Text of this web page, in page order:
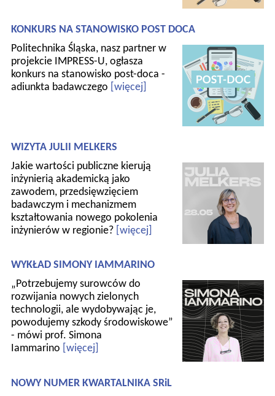
KONKURS NA STANOWISKO POST DOCA
Politechnika Śląska, nasz partner w
projekcie IMPRESS-U, ogłasza
konkurs na stanowisko post-doca -
adiunkta badawczego [więcej]
WIZYTA JULII MELKERS
Jakie wartości publiczne kierują
inżynierią akademicką jako
zawodem, przedsięwzięciem
badawczym i mechanizmem
kształtowania nowego pokolenia
inżynierów w regionie? [więcej]
WYKŁAD SIMONY IAMMARINO
„Potrzebujemy surowców do
rozwijania nowych zielonych
technologii, ale wydobywając je,
powodujemy szkody środowiskowe”
- mówi prof. Simona
Iammarino [więcej]
NOWY NUMER KWARTALNIKA SRiL